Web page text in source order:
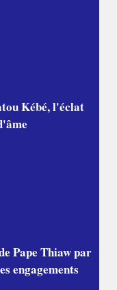
Kébé, l'éclat
Pape Thiaw par
engagements